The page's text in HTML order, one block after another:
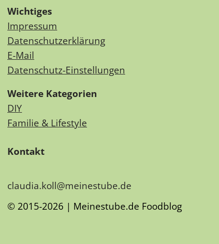
Wichtiges
Impressum
Datenschutzerklärung
E-Mail
Datenschutz-Einstellungen
Weitere Kategorien
DIY
Familie & Lifestyle
Kontakt
claudia.koll@meinestube.de
© 2015-2026 | Meinestube.de Foodblog